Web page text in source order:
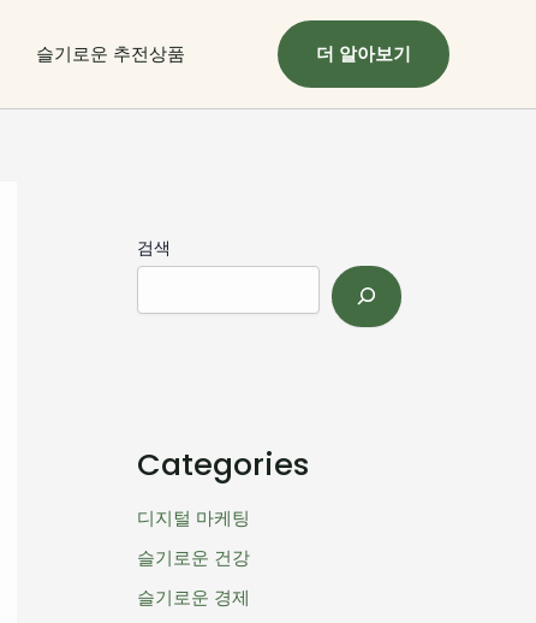
슬기로운 추전상품 더 알아보기
검색
Categories
디지털 마케팅
슬기로운 건강
슬기로운 경제